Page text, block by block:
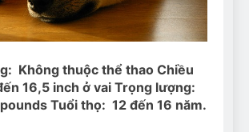
Can Bulldogs Play Fetch?
And How to Train Them!
7 Năm Ago
How Often Do I Need to
Groom My Bulldog
7 Năm Ago
Không thuộc thể thao Chiều
16,5 inch ở vai Trọng lượng:
Tuổi thọ: 12 đến 16 năm.